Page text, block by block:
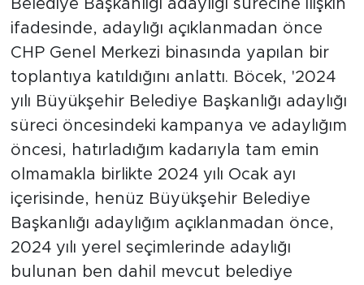
Belediye Başkanlığı adaylığı sürecine ilişkin
ifadesinde, adaylığı açıklanmadan önce
CHP Genel Merkezi binasında yapılan bir
toplantıya katıldığını anlattı. Böcek, '2024
yılı Büyükşehir Belediye Başkanlığı adaylığı
süreci öncesindeki kampanya ve adaylığım
öncesi, hatırladığım kadarıyla tam emin
olmamakla birlikte 2024 yılı Ocak ayı
içerisinde, henüz Büyükşehir Belediye
Başkanlığı adaylığım açıklanmadan önce,
2024 yılı yerel seçimlerinde adaylığı
bulunan ben dahil mevcut belediye